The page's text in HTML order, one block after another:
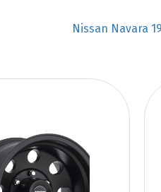
Nissan Navara